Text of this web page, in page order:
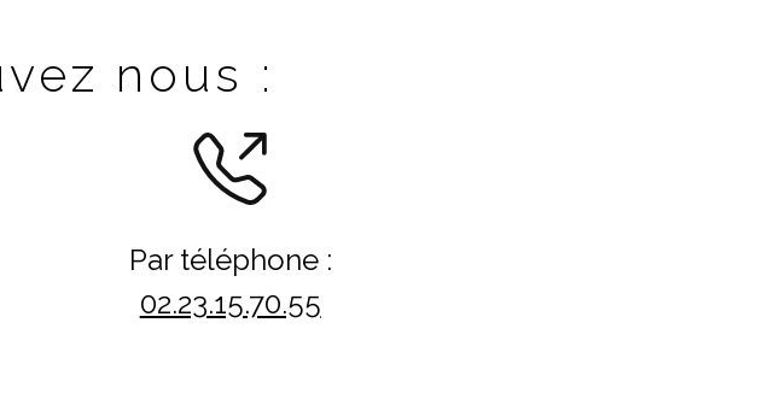
nous :
Par téléphone :
02.23.15.70.55